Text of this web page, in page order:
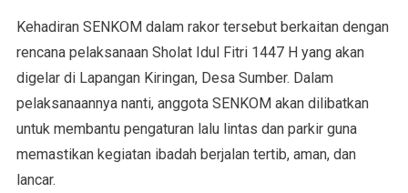
Kehadiran SENKOM dalam rakor tersebut berkaitan dengan
rencana pelaksanaan Sholat Idul Fitri 1447 H yang akan
digelar di Lapangan Kiringan, Desa Sumber. Dalam
pelaksanaannya nanti, anggota SENKOM akan dilibatkan
untuk membantu pengaturan lalu lintas dan parkir guna
memastikan kegiatan ibadah berjalan tertib, aman, dan
lancar.